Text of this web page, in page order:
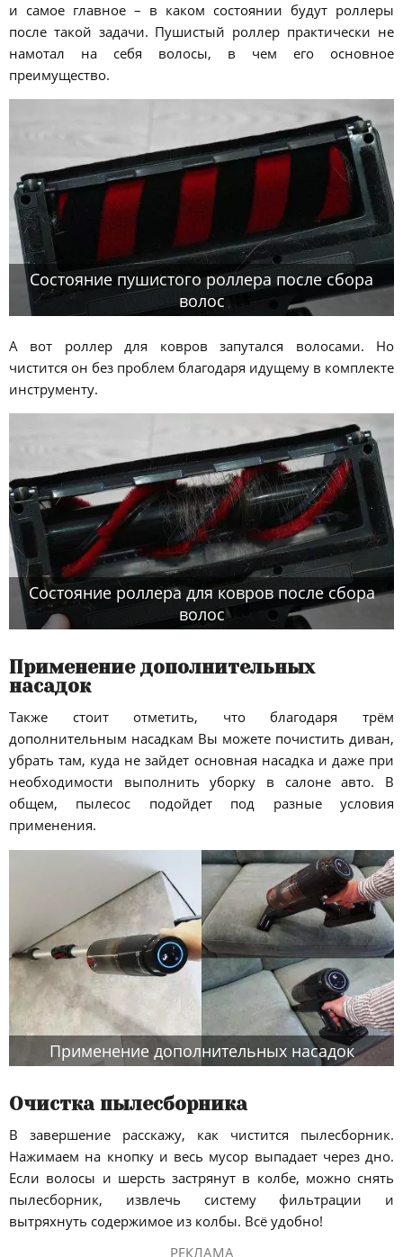
и самое главное – в каком состоянии будут роллеры
после такой задачи. Пушистый роллер практически не
намотал на себя волосы, в чем его основное
преимущество.
Состояние пушистого роллера после сбора
волос
А вот роллер для ковров запутался волосами. Но
чистится он без проблем благодаря идущему в комплекте
инструменту.
Состояние роллера для ковров после сбора
волос
Применение дополнительных
насадок
Также стоит отметить, что благодаря трём
дополнительным насадкам Вы можете почистить диван,
убрать там, куда не зайдет основная насадка и даже при
необходимости выполнить уборку в салоне авто. В
общем, пылесос подойдет под разные условия
применения.
Применение дополнительных насадок
Очистка пылесборника
В завершение расскажу, как чистится пылесборник.
Нажимаем на кнопку и весь мусор выпадает через дно.
Если волосы и шерсть застрянут в колбе, можно снять
пылесборник, извлечь систему фильтрации и
вытряхнуть содержимое из колбы. Всё удобно!
РЕКЛАМА